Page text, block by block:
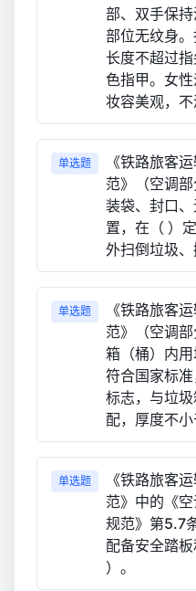
部、双手保
部位无纹身。
长度不超过
色指甲。女
妆容美观，不
单选题
《铁路旅客
范》（空调
装袋、封口
置，在（ ）
外扫倒垃圾、
单选题
《铁路旅客
范》（空调
箱（桶）内
符合国家标
标志，与垃
配，厚度不小
单选题
《铁路旅客
范》中的《
规范》第5.7
配备安全踏
）。